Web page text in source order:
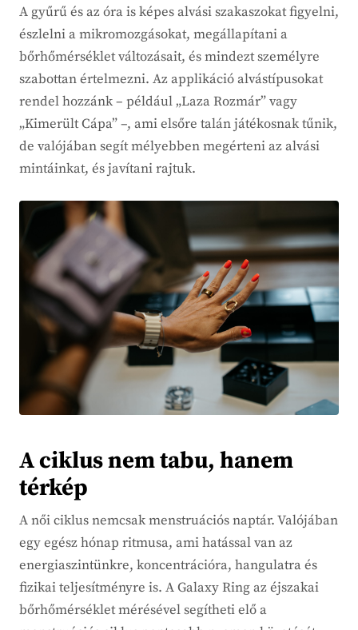
A gyűrű és az óra is képes alvási szakaszokat figyelni,
észlelni a mikromozgásokat, megállapítani a
bőrhőmérséklet változásait, és mindezt személyre
szabottan értelmezni. Az applikáció alvástípusokat
rendel hozzánk – például „Laza Rozmár” vagy
„Kimerült Cápa” –, ami elsőre talán játékosnak tűnik,
de valójában segít mélyebben megérteni az alvási
mintáinkat, és javítani rajtuk.
A ciklus nem tabu, hanem
térkép
A női ciklus nemcsak menstruációs naptár. Valójában
egy egész hónap ritmusa, ami hatással van az
energiaszintünkre, koncentrációra, hangulatra és
fizikai teljesítményre is. A Galaxy Ring az éjszakai
bőrhőmérséklet mérésével segítheti elő a